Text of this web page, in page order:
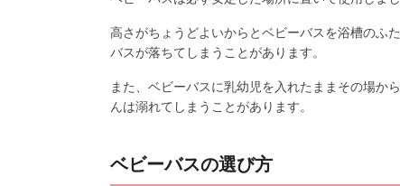
高さがちょうどよいからとベビーバスを浴槽のふ
バスが落ちてしまうことがあります。
また、ベビーバスに乳幼児を入れたままその場か
んは溺れてしまうことがあります。
ベビーバスの選び方